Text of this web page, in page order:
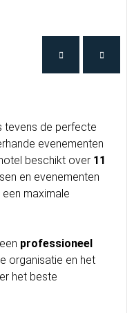
tevens de perfecte
evenementen
beschikt over 11
en evenementen
een maximale
professioneel
organisatie en het
het beste